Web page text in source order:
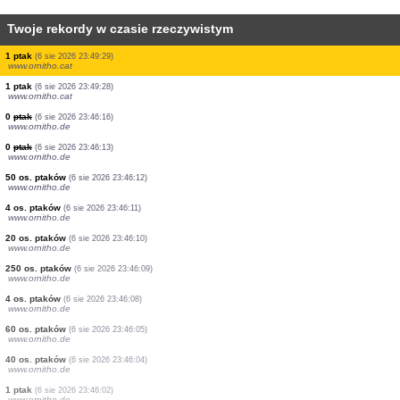
Twoje rekordy w czasie rzeczywistym
1 ptak (6 sie 2026 23:49:43)
www.ornitho.cat
1 ptak (6 sie 2026 23:49:42)
www.ornitho.cat
1 ptak (6 sie 2026 23:49:42)
www.ornitho.cat
3 os. ptaków (6 sie 2026 23:49:36)
www.ornitho.cat
1 ptak (6 sie 2026 23:49:34)
www.ornitho.cat
1 ptak (6 sie 2026 23:49:33)
www.ornitho.cat
0ptak (6 sie 2026 23:49:32)
www.ornitho.cat
1 ptak (6 sie 2026 23:49:31)
www.ornitho.cat
1 ptak (6 sie 2026 23:49:30)
www.ornitho.cat
1 ptak (6 sie 2026 23:49:29)
www.ornitho.cat
1 ptak (6 sie 2026 23:49:28)
www.ornitho.cat
0 ptak (6 sie 2026 23:46:16)